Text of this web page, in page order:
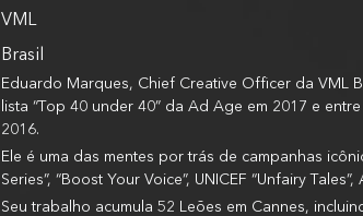
VML
Brasil
Eduardo Marques, Chief Creative Officer da VML
lista “Top 40 under 40” da Ad Age em 2017 e
2016.
Ele é uma das mentes por trás de campanhas
Series”, “Boost Your Voice”, UNICEF “Unfairy
Seu trabalho acumula 52 Leões em Cannes,